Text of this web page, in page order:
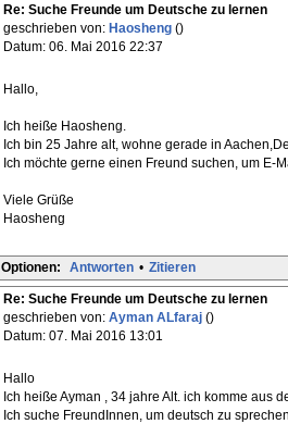
Re: Suche Freunde um Deutsche zu lernen
geschrieben von: Haosheng ()
Datum: 06. Mai 2016 22:37
Hallo,
Ich heiße Haosheng.
Ich bin 25 Jahre alt, wohne gerade in
Ich möchte gerne einen Freund suchen, um E-
Viele Grüße
Haosheng
Optionen: Antworten • Zitieren
Re: Suche Freunde um Deutsche zu lernen
geschrieben von: Ayman ALfaraj ()
Datum: 07. Mai 2016 13:01
Hallo
Ich heiße Ayman , 34 jahre Alt. ich komme aus
Ich suche FreundInnen, um deutsch zu